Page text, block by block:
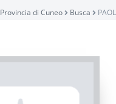
Provincia di Cuneo Busca